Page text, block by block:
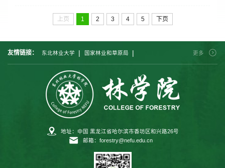
上页 1 2 3 4 5 下页
友情链接： 东北林业大学 | 国家林业和草原局 |
中国林业科学研究院 | 北京林业大学 | 南京林业大学 |
中南林业科技大学 西北农林科技大学
| 内蒙古农业大学
更多
地址：中国 黑龙江省哈尔滨市香坊区和兴路26号
邮箱：forestry@nefu.edu.cn